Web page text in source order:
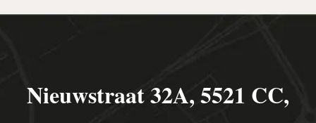
Nieuwstraat 32A, 5521 CC,